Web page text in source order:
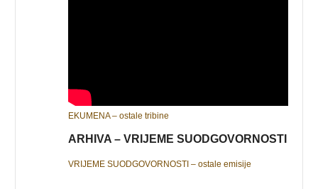
EKUMENA – ostale tribine
ARHIVA – VRIJEME SUODGOVORNOSTI
VRIJEME SUODGOVORNOSTI – ostale emisije